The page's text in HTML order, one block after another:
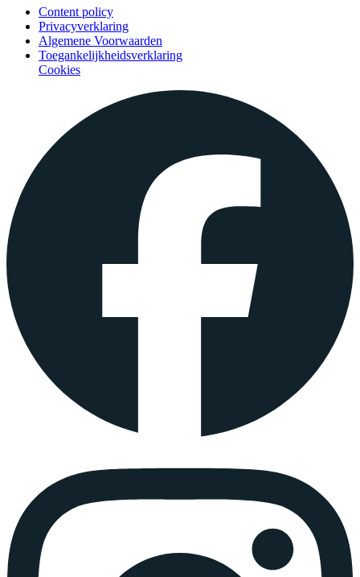
Content policy
Privacyverklaring
Algemene Voorwaarden
Toegankelijkheidsverklaring
Cookies